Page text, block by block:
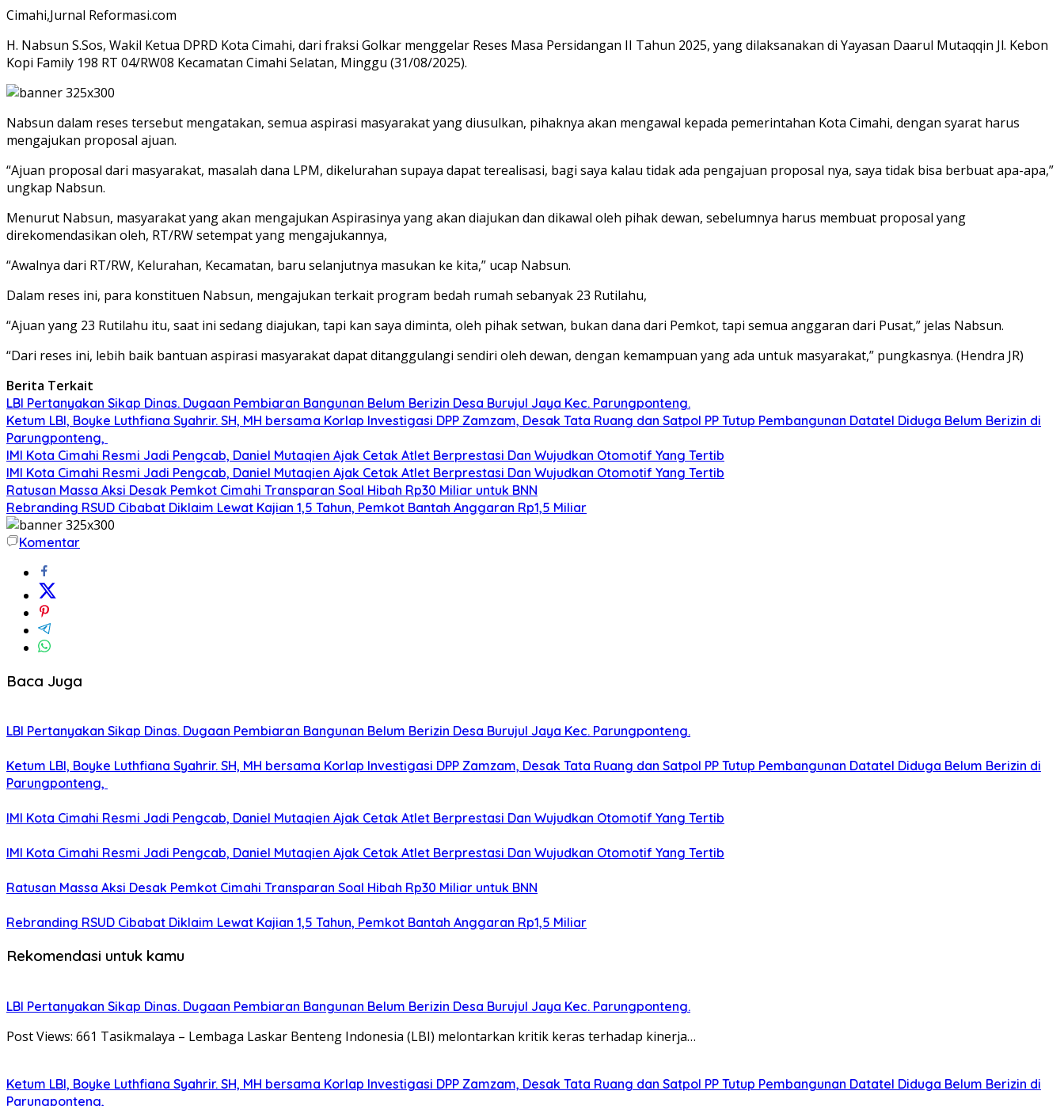
Cimahi,Jurnal Reformasi.com
H. Nabsun S.Sos, Wakil Ketua DPRD Kota Cimahi, dari fraksi Golkar menggelar Reses Masa Persidangan II Tahun 2025, yang dilaksanakan di Yayasan Daarul Mutaqqin Jl. Kebon
Kopi Family 198 RT 04/RW08 Kecamatan Cimahi Selatan, Minggu (31/08/2025).
Nabsun dalam reses tersebut mengatakan, semua aspirasi masyarakat yang diusulkan, pihaknya akan mengawal kepada pemerintahan Kota Cimahi, dengan syarat harus
mengajukan proposal ajuan.
“Ajuan proposal dari masyarakat, masalah dana LPM, dikelurahan supaya dapat terealisasi, bagi saya kalau tidak ada pengajuan proposal nya, saya tidak bisa berbuat apa-apa,”
ungkap Nabsun.
Menurut Nabsun, masyarakat yang akan mengajukan Aspirasinya yang akan diajukan dan dikawal oleh pihak dewan, sebelumnya harus membuat proposal yang
direkomendasikan oleh, RT/RW setempat yang mengajukannya,
“Awalnya dari RT/RW, Kelurahan, Kecamatan, baru selanjutnya masukan ke kita,” ucap Nabsun.
Dalam reses ini, para konstituen Nabsun, mengajukan terkait program bedah rumah sebanyak 23 Rutilahu,
“Ajuan yang 23 Rutilahu itu, saat ini sedang diajukan, tapi kan saya diminta, oleh pihak setwan, bukan dana dari Pemkot, tapi semua anggaran dari Pusat,” jelas Nabsun.
“Dari reses ini, lebih baik bantuan aspirasi masyarakat dapat ditanggulangi sendiri oleh dewan, dengan kemampuan yang ada untuk masyarakat,” pungkasnya. (Hendra JR)
Berita Terkait
LBI Pertanyakan Sikap Dinas. Dugaan Pembiaran Bangunan Belum Berizin Desa Burujul Jaya Kec. Parungponteng.
Ketum LBI, Boyke Luthfiana Syahrir. SH, MH bersama Korlap Investigasi DPP Zamzam, Desak Tata Ruang dan Satpol PP Tutup Pembangunan Datatel Diduga Belum Berizin di
Parungponteng,
IMI Kota Cimahi Resmi Jadi Pengcab, Daniel Mutaqien Ajak Cetak Atlet Berprestasi Dan Wujudkan Otomotif Yang Tertib
IMI Kota Cimahi Resmi Jadi Pengcab, Daniel Mutaqien Ajak Cetak Atlet Berprestasi Dan Wujudkan Otomotif Yang Tertib
Ratusan Massa Aksi Desak Pemkot Cimahi Transparan Soal Hibah Rp30 Miliar untuk BNN
Rebranding RSUD Cibabat Diklaim Lewat Kajian 1,5 Tahun, Pemkot Bantah Anggaran Rp1,5 Miliar
Komentar
Baca Juga
LBI Pertanyakan Sikap Dinas. Dugaan Pembiaran Bangunan Belum Berizin Desa Burujul Jaya Kec. Parungponteng.
Ketum LBI, Boyke Luthfiana Syahrir. SH, MH bersama Korlap Investigasi DPP Zamzam, Desak Tata Ruang dan Satpol PP Tutup Pembangunan Datatel Diduga Belum Berizin di
Parungponteng,
IMI Kota Cimahi Resmi Jadi Pengcab, Daniel Mutaqien Ajak Cetak Atlet Berprestasi Dan Wujudkan Otomotif Yang Tertib
IMI Kota Cimahi Resmi Jadi Pengcab, Daniel Mutaqien Ajak Cetak Atlet Berprestasi Dan Wujudkan Otomotif Yang Tertib
Ratusan Massa Aksi Desak Pemkot Cimahi Transparan Soal Hibah Rp30 Miliar untuk BNN
Rebranding RSUD Cibabat Diklaim Lewat Kajian 1,5 Tahun, Pemkot Bantah Anggaran Rp1,5 Miliar
Rekomendasi untuk kamu
LBI Pertanyakan Sikap Dinas. Dugaan Pembiaran Bangunan Belum Berizin Desa Burujul Jaya Kec. Parungponteng.
Post Views: 661 Tasikmalaya – Lembaga Laskar Benteng Indonesia (LBI) melontarkan kritik keras terhadap kinerja…
Ketum LBI, Boyke Luthfiana Syahrir. SH, MH bersama Korlap Investigasi DPP Zamzam, Desak Tata Ruang dan Satpol PP Tutup Pembangunan Datatel Diduga Belum Berizin di
Parungponteng,